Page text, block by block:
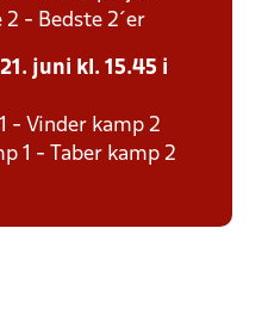
- Bedste 2´er
juni kl. 15.45 i
- Vinder kamp 2
1 - Taber kamp 2